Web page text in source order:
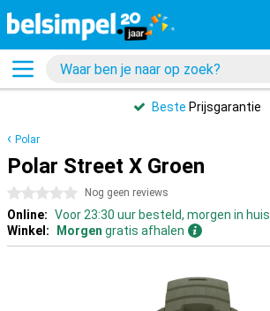
Beste Prijsgarantie
Polar
Polar Street X Groen
0 sterren Nog geen reviews
Online: Voor 23:30 uur besteld, morgen in huis
Winkel:
Morgen gratis afhalen